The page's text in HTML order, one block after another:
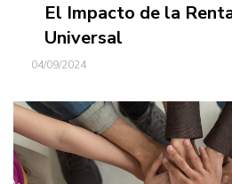
El Impacto de la
Universal
04/09/2024